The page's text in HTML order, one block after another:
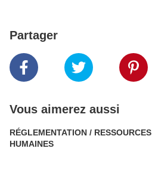
Partager
Vous aimerez aussi
RÉGLEMENTATION / RESSOURCES
HUMAINES